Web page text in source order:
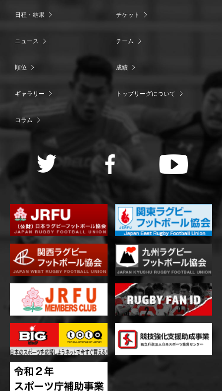
日程・結果 チケット
ニュース チーム
順位 成績
ギャラリー トップリーグについて
コラム